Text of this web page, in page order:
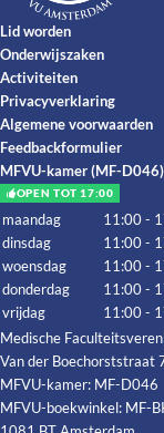
Lid worden
Onderwijszaken
Activiteiten
Privacyverklaring
Algemene voorwaarden
Feedbackformulier
MFVU-kamer (MF-D046)
OPEN TOT 17:00
maandag
11:00 -
dinsdag
11:00 -
woensdag
11:00 -
donderdag
11:00 -
vrijdag
11:00 -
Medische
Van der Boechorststraat
MFVU-kamer: MF-D046
MFVU-boekwinkel: MF-